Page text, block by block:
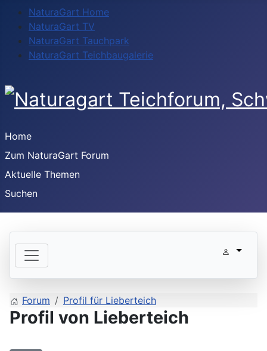
NaturaGart Home
NaturaGart TV
NaturaGart Tauchpark
NaturaGart Teichbaugalerie
Home
Zum NaturaGart Forum
Aktuelle Themen
Suchen
Forum Profil für Lieberteich
Profil von Lieberteich